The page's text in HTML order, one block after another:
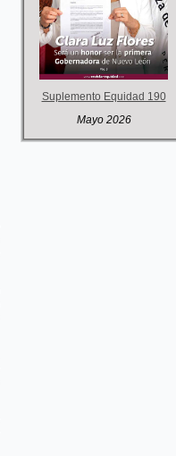
Suplemento Equidad 190
Mayo 2026